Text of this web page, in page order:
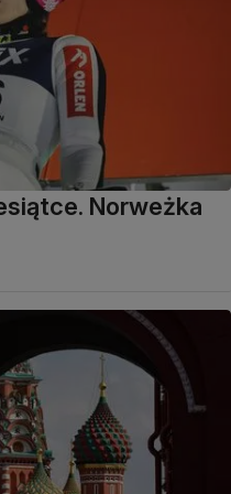
Norweżka